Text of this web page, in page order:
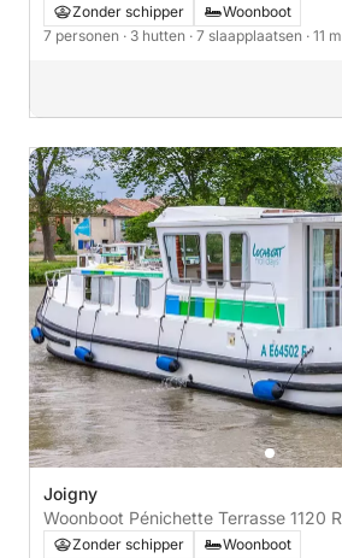
Zonder schipper
Woonboot
7 personen · 3 hutten · 7 slaapplaatsen · 11 m
Joigny
Woonboot Pénichette Terrasse 1120 R
Zonder schipper
Woonboot